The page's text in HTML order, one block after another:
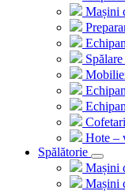
Mașini
Hote –
Spălătorie
Mașini
Mașini